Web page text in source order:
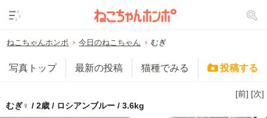
ねこちゃんホンポ 今日のねこちゃん むぎ
写真トップ 最新の投稿 猫種でみる 投稿する
[前] [次]
むぎ♀ / 2歳 / ロシアンブルー / 3.6kg